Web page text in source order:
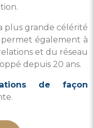
plus grande célérité
également à
et du réseau
depuis 20 ans.
de façon